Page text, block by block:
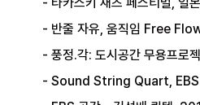
- 반줄 자유, 움직임 Free
- 풍정.각: 도시공간 무용프로
- Sound String Quart, EBS